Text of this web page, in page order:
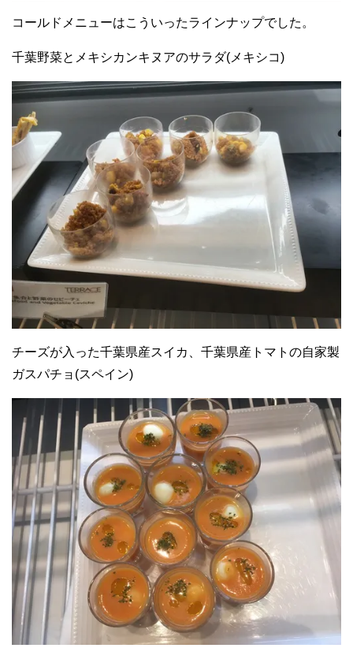
コールドメニューはこういったラインナップでした。
千葉野菜とメキシカンキヌアのサラダ(メキシコ)
チーズが入った千葉県産スイカ、千葉県産トマトの自家製
ガスパチョ(スペイン)